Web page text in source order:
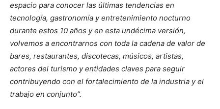
espacio para conocer las últimas tendencias en
tecnología, gastronomía y entretenimiento nocturno
durante estos 10 años y en esta undécima versión,
volvemos a encontrarnos con toda la cadena de valor de
bares, restaurantes, discotecas, músicos, artistas,
actores del turismo y entidades claves para seguir
contribuyendo con el fortalecimiento de la industria y el
trabajo en conjunto”.